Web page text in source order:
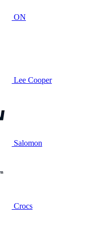
ON
Lee Cooper
Salomon
Crocs